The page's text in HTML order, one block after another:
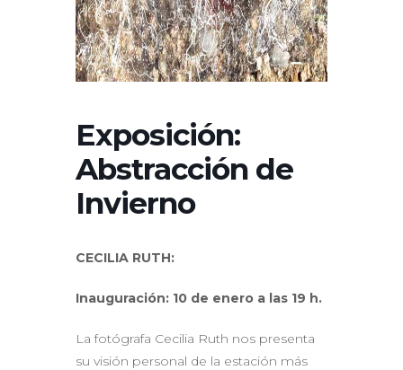
Exposición:
Abstracción de
Invierno
CECILIA RUTH:
Inauguración: 10 de enero a las 19 h.
La fotógrafa Cecilia Ruth nos presenta
su visión personal de la estación más